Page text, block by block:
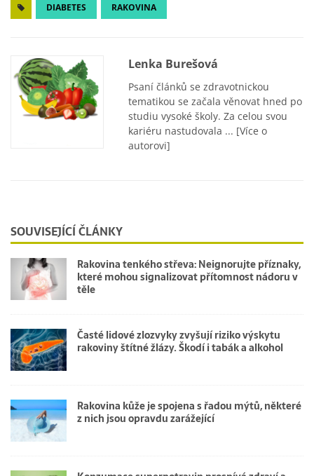
DIABETES RAKOVINA
Lenka Burešová
Psaní článků se zdravotnickou
tematikou se začala věnovat hned po
studiu vysoké školy. Za celou svou
kariéru nastudovala ... [Více o
autorovi]
SOUVISEJÍCÍ ČLÁNKY
Rakovina tenkého střeva: Neignorujte příznaky,
které mohou signalizovat přítomnost nádoru v
těle
Časté lidové zlozvyky zvyšují riziko výskytu
rakoviny štítné žlázy. Škodí i tabák a alkohol
Rakovina kůže je spojena s řadou mýtů, některé
z nich jsou opravdu zarážející